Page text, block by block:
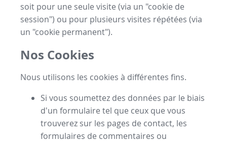
soit pour une seule visite (via un "cookie de
session") ou pour plusieurs visites répétées (via
un "cookie permanent").
Nos Cookies
Nous utilisons les cookies à différentes fins.
Si vous soumettez des données par le biais
d'un formulaire tel que ceux que vous
trouverez sur les pages de contact, les
formulaires de commentaires ou